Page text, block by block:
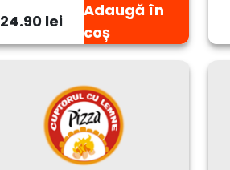
24.90 lei
Adaugă în
coș